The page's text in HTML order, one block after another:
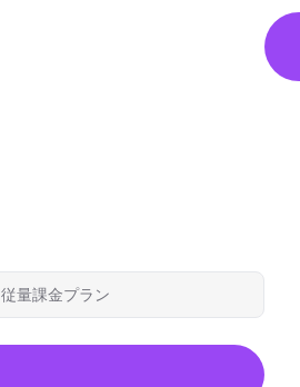
従量課金プラン